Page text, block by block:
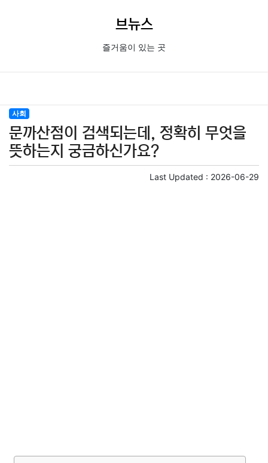
브뉴스
즐거움이 있는 곳
사회
문까산점이 검색되는데, 정확히 무엇을
뜻하는지 궁금하신가요?
Last Updated : 2026-06-29